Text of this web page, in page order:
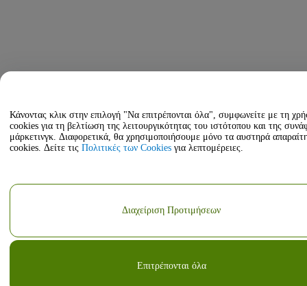
Κάνοντας κλικ στην επιλογή "Να επιτρέπονται όλα", συμφωνείτε με τη
cookies για τη βελτίωση της λειτουργικότητας του ιστότοπου και της
μάρκετινγκ. Διαφορετικά, θα χρησιμοποιήσουμε μόνο τα αυστηρά
cookies. Δείτε τις Πολιτικές των Cookies για λεπτομέρειες.
Επιτρέπονται όλα
Διαχείριση Προτιμήσεων